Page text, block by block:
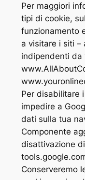
Per maggiori
tipi di cookie,
funzionamento
a visitare i siti –
indipendenti da
Per disabilitare
impedire a
dati sulla tua
Componente
disattivazione
Conserveremo